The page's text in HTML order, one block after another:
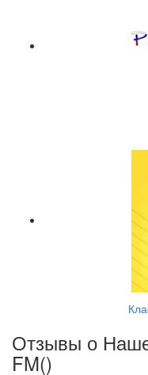
Отзывы о
FM()